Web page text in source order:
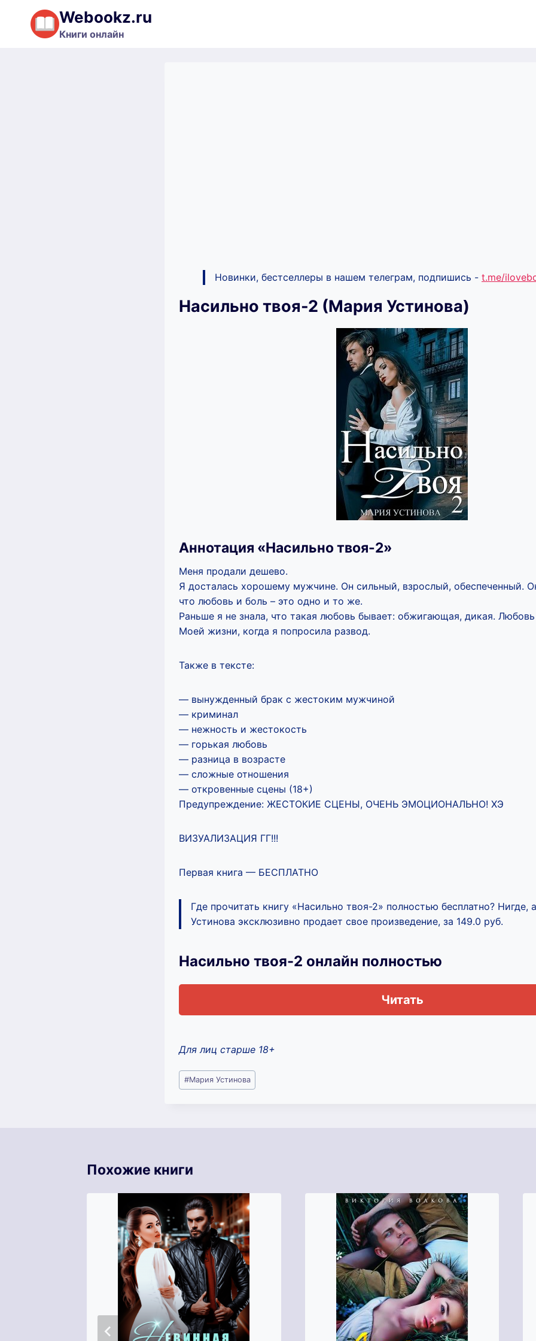
Перейти
содержимому
Webookz.ru
Книги онлайн
Новинки, бестселлеры в нашем телеграм, подпишись - t.me/
Насильно твоя-2 (Мария Устинова)
Аннотация «Насильно твоя-2»
Меня продали дешево.
Я досталась хорошему мужчине. Он сильный, взрослый, обеспеченный.
что любовь и боль – это одно и то же.
Раньше я не знала, что такая любовь бывает: обжигающая, дикая.
Моей жизни, когда я попросила развод.
Также в тексте:
— вынужденный брак с жестоким мужчиной
— криминал
— нежность и жестокость
— горькая любовь
— разница в возрасте
— сложные отношения
— откровенные сцены (18+)
Предупреждение: ЖЕСТОКИЕ СЦЕНЫ, ОЧЕНЬ ЭМОЦИОНАЛЬНО! ХЭ
ВИЗУАЛИЗАЦИЯ ГГ!!!
Первая книга — БЕСПЛАТНО
Где прочитать книгу «Насильно твоя-2» полностью бесплатно? Нигде,
Устинова эксклюзивно продает свое произведение, за 149.0 руб.
Насильно твоя-2 онлайн полностью
Читать
Для лиц старше 18+
Метки
записи:
#Мария Устинова
Похожие книги